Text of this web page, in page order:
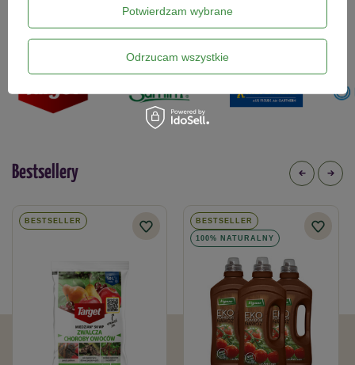
Bestsellery
BESTSELLER BESTSELLER
100% NATURALNY
Potwierdzam wybrane
Odrzucam wszystkie